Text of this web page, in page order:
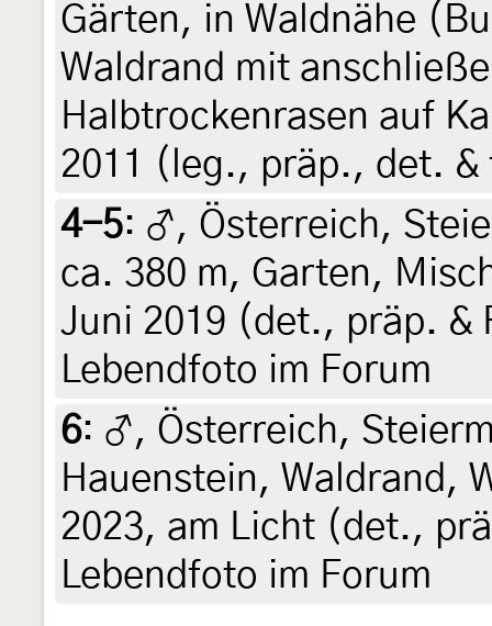
Gärten, in Waldnähe
Waldrand mit
Halbtrockenrasen auf
2011 (leg., präp., det.
4-5: ♂, Österreich,
ca. 380 m, Garten,
Juni 2019 (det., präp. &
Lebendfoto im Forum
6: ♂, Österreich,
Hauenstein, Waldrand,
2023, am Licht (det.,
Lebendfoto im Forum